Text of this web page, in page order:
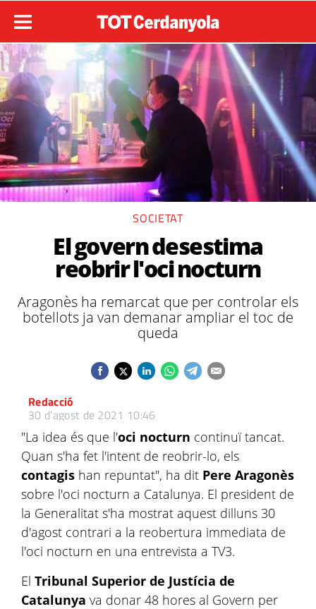
SOCIETAT
El govern desestima
reobrir l'oci nocturn
Aragonès ha remarcat que per controlar els
botellots ja van demanar ampliar el toc de
queda
Redacció
30 d’agost de 2021 10:46
"La idea és que l'oci nocturn continuï tancat.
Quan s'ha fet l'intent de reobrir-lo, els
contagis han repuntat", ha dit Pere Aragonès
sobre l'oci nocturn a Catalunya. El president de
la Generalitat s'ha mostrat aquest dilluns 30
d'agost contrari a la reobertura immediata de
l'oci nocturn en una entrevista a TV3.
El Tribunal Superior de Justícia de
Catalunya va donar 48 hores al Govern per